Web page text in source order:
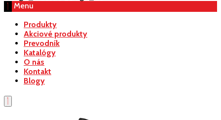
Menu
Produkty
Akciové produkty
Prevodník
Katalógy
O nás
Kontakt
Blogy